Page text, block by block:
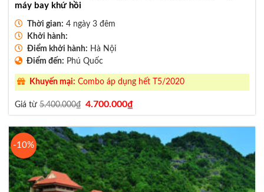
máy bay khứ hồi
Thời gian: 4 ngày 3 đêm
Khởi hành:
Điểm khởi hành: Hà Nội
Điểm đến: Phú Quốc
Khuyến mại: Combo áp dụng hết T5/2020
Giá từ5.400.000₫ Giá
là:
5.400.000₫.
4.700.000₫Giá
hiện
tại
là:
4.700.000₫.
-10%